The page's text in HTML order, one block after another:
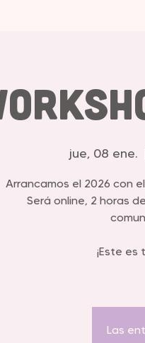
jue, 08 ene.
Arrancamos el 2026 con
Será online, 2 horas
¡Este
Las